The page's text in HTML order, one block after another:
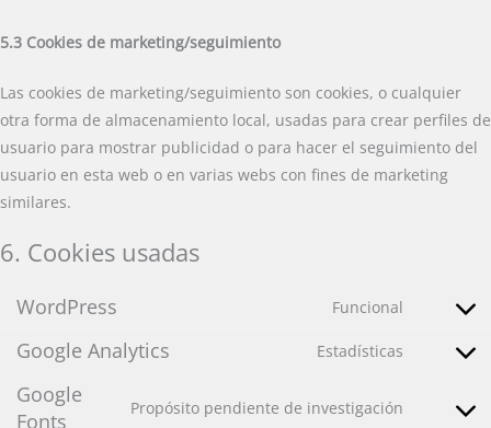
5.3 Cookies de marketing/seguimiento
Las cookies de marketing/seguimiento son cookies, o cualquier
otra forma de almacenamiento local, usadas para crear perfiles de
usuario para mostrar publicidad o para hacer el seguimiento del
usuario en esta web o en varias webs con fines de marketing
similares.
6. Cookies usadas
WordPress Funcional
Consent
Google Analytics Estadísticas
Consent
service
Google
Fonts
Propósito pendiente de investigación
Consent